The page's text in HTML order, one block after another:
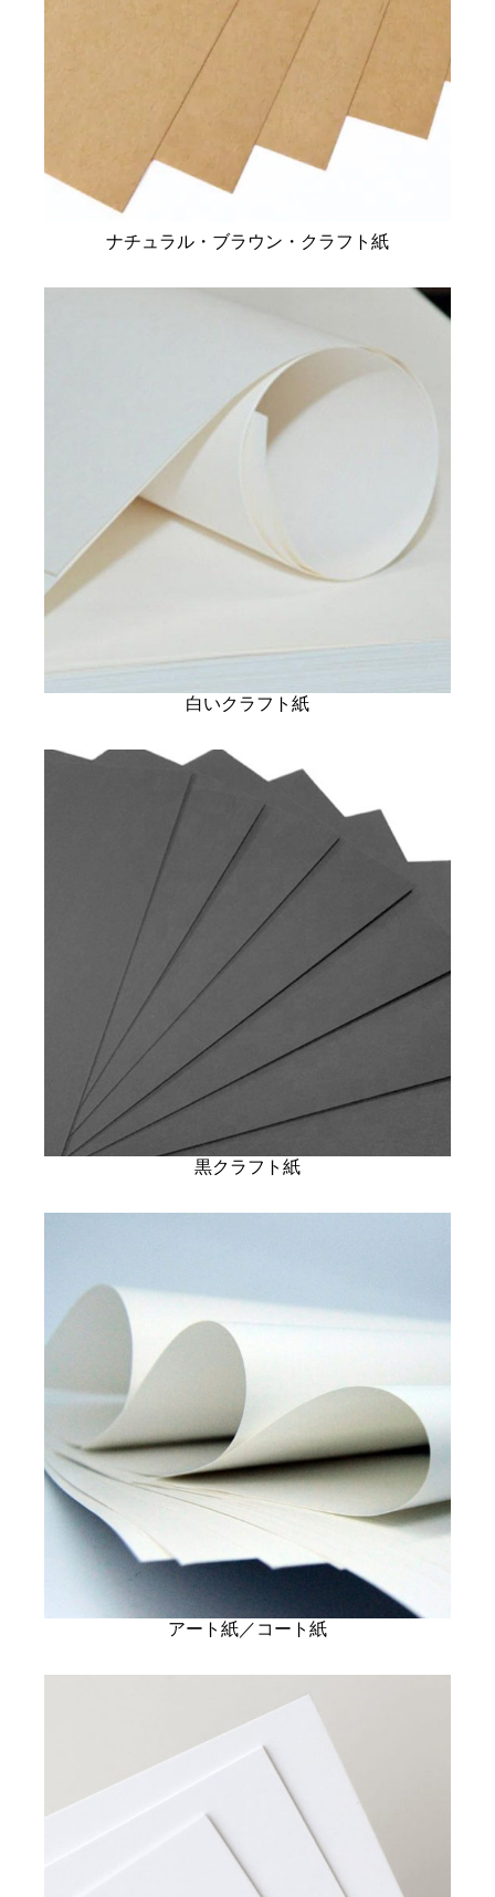
ナチュラル・ブラウン・クラフト紙
白いクラフト紙
黒クラフト紙
アート紙／コート紙